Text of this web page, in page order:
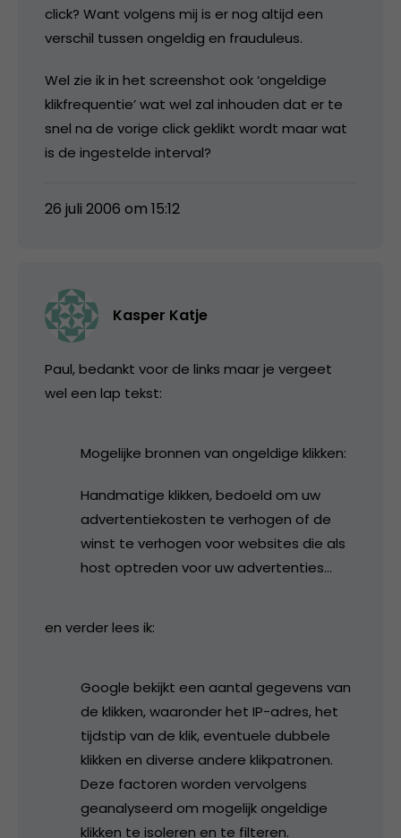
click? Want volgens mij is er nog altijd een
verschil tussen ongeldig en frauduleus.
Wel zie ik in het screenshot ook ‘ongeldige
klikfrequentie’ wat wel zal inhouden dat er te
snel na de vorige click geklikt wordt maar wat
is de ingestelde interval?
26 juli 2006 om 15:12
Kasper Katje
Paul, bedankt voor de links maar je vergeet
wel een lap tekst:
Mogelijke bronnen van ongeldige klikken:
Handmatige klikken, bedoeld om uw
advertentiekosten te verhogen of de
winst te verhogen voor websites die als
host optreden voor uw advertenties…
en verder lees ik:
Google bekijkt een aantal gegevens van
de klikken, waaronder het IP-adres, het
tijdstip van de klik, eventuele dubbele
klikken en diverse andere klikpatronen.
Deze factoren worden vervolgens
geanalyseerd om mogelijk ongeldige
klikken te isoleren en te filteren.